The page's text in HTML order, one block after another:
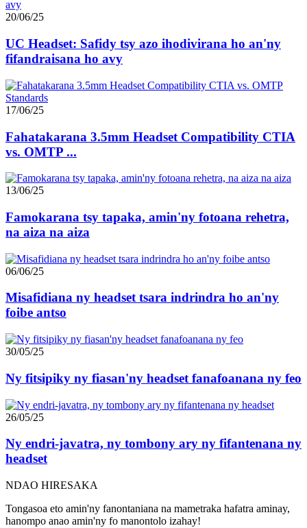
20/06/25
UC Headset: Safidy tsy azo ihodivirana ho an'ny
fifandraisana ho avy
17/06/25
Fahatakarana 3.5mm Headset Compatibility CTIA
vs. OMTP ...
13/06/25
Famokarana tsy tapaka, amin'ny fotoana rehetra,
na aiza na aiza
06/06/25
Misafidiana ny headset tsara indrindra ho an'ny
foibe antso
30/05/25
Ny fitsipiky ny fiasan'ny headset fanafoanana ny feo
26/05/25
Ny endri-javatra, ny tombony ary ny fifantenana ny
headset
NDAO HIRESAKA
Tongasoa eto amin'ny fanontaniana na mametraka hafatra aminay,
hanompo anao amin'ny fo manontolo izahay!